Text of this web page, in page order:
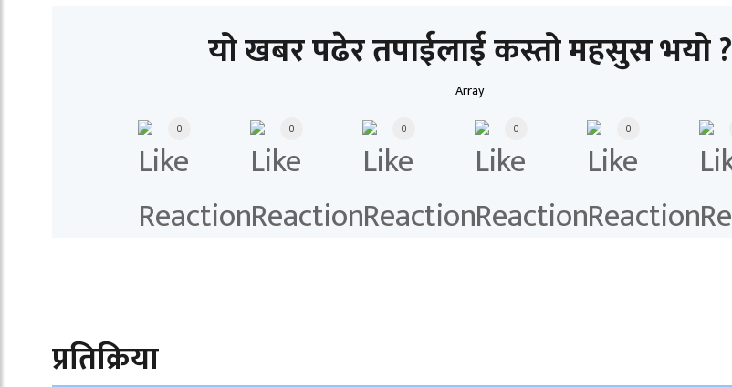
यो खबर पढेर तपाईलाई कस्तो महसुस भयो ?
Array
0 0 0 0 0
प्रतिक्रिया